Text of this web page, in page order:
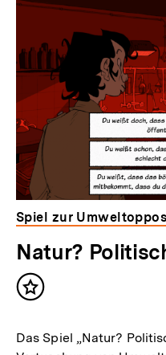
Spiel zur
Natur?
Inhalt
Das Spiel „Natur?